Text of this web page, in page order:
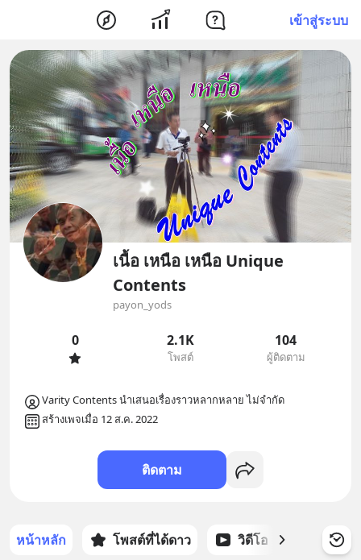
เข้าสู่ระบบ
เนื้อ เหนือ เหนือ Unique
Contents
payon_yods
0 2.1K
โพสต์
104
ผู้ติดตาม
Varity Contents นำเสนอเรื่องราวหลากหลาย ไม่จำกัด
สร้างเพจเมื่อ 12 ส.ค. 2022
ติดตาม
หน้าหลัก โพสต์ที่ได้ดาว วิดีโอ พอดแ